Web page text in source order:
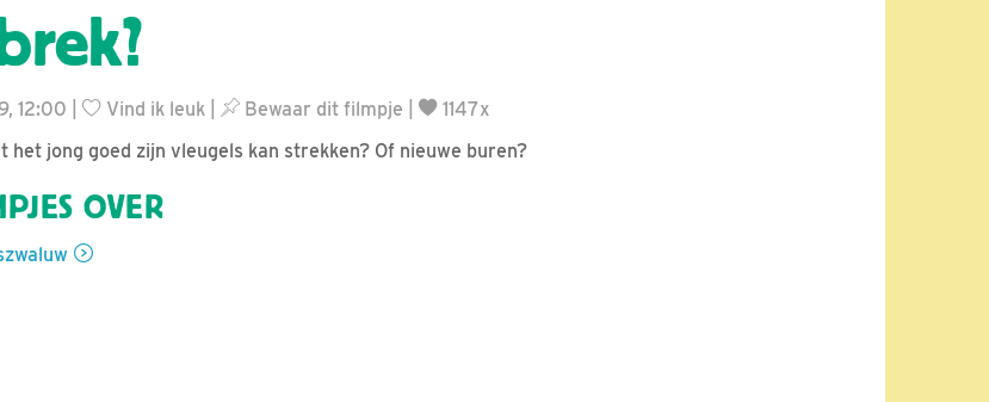
12:00 | Vind ik leuk Bewaar dit filmpje
1147x
het jong goed zijn vleugels kan strekken? Of nieuwe buren?
OVER